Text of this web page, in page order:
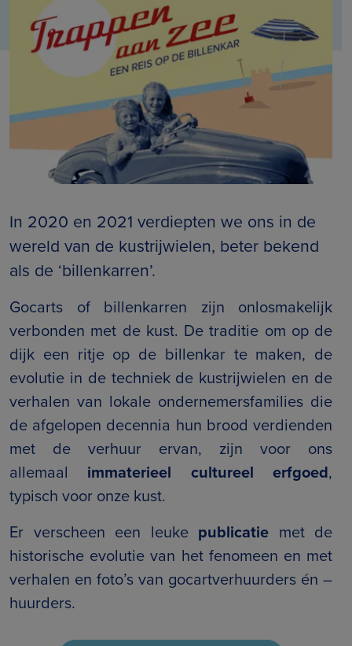
In 2020 en 2021 verdiepten we ons in de
wereld van de kustrijwielen, beter bekend
als de ‘billenkarren’.
Gocarts of billenkarren zijn onlosmakelijk
verbonden met de kust. De traditie om op de
dijk een ritje op de billenkar te maken, de
evolutie in de techniek de kustrijwielen en de
verhalen van lokale ondernemersfamilies die
de afgelopen decennia hun brood verdienden
met de verhuur ervan, zijn voor ons
allemaal immaterieel cultureel erfgoed,
typisch voor onze kust.
Er verscheen een leuke publicatie met de
historische evolutie van het fenomeen en met
verhalen en foto’s van gocartverhuurders én –
huurders.